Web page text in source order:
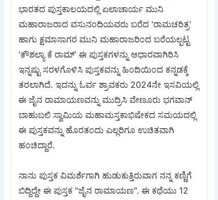
ಭಾರತದ ಪುಸ್ತಕಾಲಯದಲ್ಲಿ ಏಲಾಚಾರ್ಯ ಮುನಿ
ಮಹಾರಾಜರಾದ ವಸುನಂದಿಯವರು ಬರೆದ 'ರಾಮಚರಿತ್ರ'
ಹಾಗು ಕ್ಷಮಾಸಾಗರ ಮುನಿ ಮಹಾರಾಜರಿಂದ ಬರೆಯಲ್ಪಟ್ಟ
'ಕೌಶಲ್ಯಾ ಕೆ ರಾಮ್' ಈ ಪುಸ್ತಕಗಳನ್ನು ಆಧಾರವಾಗಿರಿಸಿ
ಇನ್ನಷ್ಟು ಸರಳಗೊಳಿಸಿ ಪುಸ್ತಕವನ್ನು ಹಿಂದಿಯಿಂದ ಕನ್ನಡಕ್ಕೆ
ತರಲಾಗಿದೆ. ಇದನ್ನು ಓರ್ವ ಶ್ರಾವಕರು 2024ನೇ ಇಸವಿಯಲ್ಲಿ
ಈ ಜೈನ ರಾಮಾಯಣವನ್ನು ಮುದ್ರಿಸಿ ವೇಣೂರು ಭಗವಾನ್
ಬಾಹುಬಲಿ ಸ್ವಾಮಿಯ ಮಹಾಮಸ್ತಕಾಭಿಷೇಕದ ಸಮಯದಲ್ಲಿ
ಈ ಪುಸ್ತಕವನ್ನು ಹೊರತಂದು ಎಲ್ಲರಿಗೂ ಉಚಿತವಾಗಿ
ಹಂಚಿದ್ದಾರೆ.
ನಾನು ಪುಸ್ತಕ ವಿಮರ್ಶೆಗಾಗಿ ಹುಡುಕುತ್ತಿರುವಾಗ ನನ್ನ ಕಣ್ಣಿಗೆ
ಬಿದ್ದಿದ್ದೇ ಈ ಪುಸ್ತಕ "ಜೈನ ರಾಮಾಯಣ". ಈ ಕಥೆಯು 12